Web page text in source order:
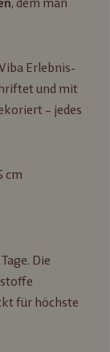
, dem man
Erlebnis-
und mit
– jedes
cm
Die
für höchste